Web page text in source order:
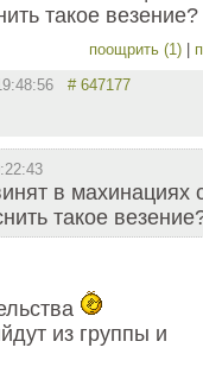
такое везение?
поощрить (1)
# 647177
в махинациях
такое
из группы и